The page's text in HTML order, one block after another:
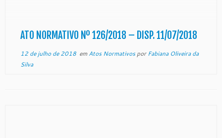
Presidente do Tribunal […]
ATO NORMATIVO Nº 126/2018 – DISP. 11/07/2018
12 de julho de 2018em Atos NormativosporFabiana Oliveira da
Silva